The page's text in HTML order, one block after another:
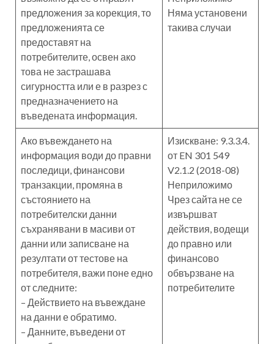
предложения за корекция, то
предложенията се
предоставят на
потребителите, освен ако
това не застрашава
сигурността или е в разрез с
предназначението на
въведената информация.
Няма установени
такива случаи
Ако въвеждането на
информация води до правни
последици, финансови
транзакции, промяна в
състоянието на
потребителски данни
съхранявани в масиви от
данни или записване на
резултати от тестове на
потребителя, важи поне едно
от следните:
– Действието на въвеждане
на данни е обратимо.
– Данните, въведени от
Изискване: 9.3.3.4.
от EN 301 549
V2.1.2 (2018-08)
Неприложимо
Чрез сайта не се
извършват
действия, водещи
до правно или
финансово
обвързване на
потребителите